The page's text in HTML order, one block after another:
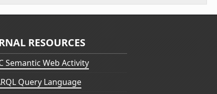
RESOURCES
Semantic Web Activity
Query Language